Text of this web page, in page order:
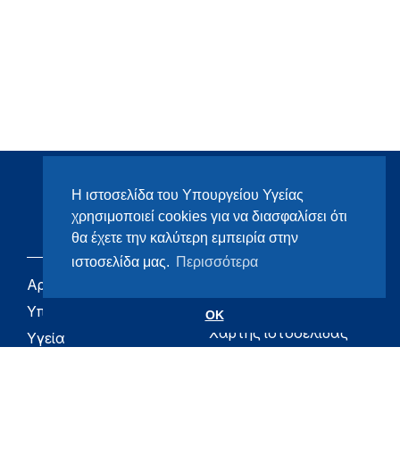
Η ιστοσελίδα του Υπουργείου Υγείας
χρησιμοποιεί cookies για να διασφαλίσει ότι
θα έχετε την καλύτερη εμπειρία στην
ιστοσελίδα μας. Περισσότερα
OK
Αρχική
Υπουργείο
Υγεία
Υγεία
Χάρτης ιστοσελίδας